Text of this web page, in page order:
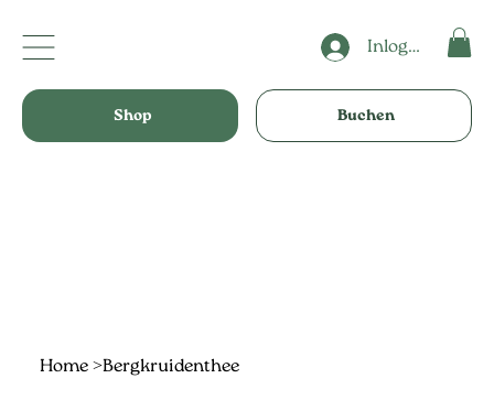
Inloggen
Buchen
Shop
Home>Bergkruidenthee